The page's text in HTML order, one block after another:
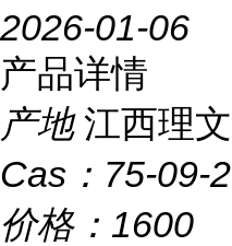
2026-01-06
产品详情
产地 江西理文
Cas： 75-09-2
价格： 1600